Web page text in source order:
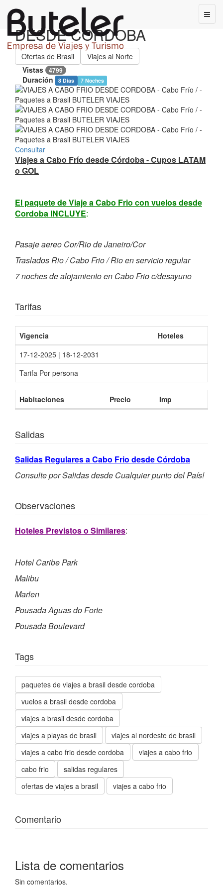
VIAJES A CABO FRIO
DESDE CORDOBA
Ofertas de Brasil
Viajes al Norte
Vistas
4799
Duración 8 Días 7 Noches
Consultar
Viajes a Cabo Frío desde Córdoba - Cupos LATAM
o GOL
El paquete de Viaje a Cabo Frio con vuelos desde
Cordoba INCLUYE:
Pasaje aereo Cor/Rio de Janeiro/Cor
Traslados Rio / Cabo Frio / Rio en servicio regular
7 noches de alojamiento en Cabo Frio c/desayuno
Tarifas
Vigencia
Hoteles
17-12-2025 | 18-12-2031
Tarifa Por persona
Habitaciones Precio Imp
Salidas
Salidas Regulares a Cabo Frio desde Córdoba
Consulte por Salidas desde Cualquier punto del País!
Observaciones
Hoteles Previstos o Similares:
Hotel Caribe Park
Malibu
Marlen
Pousada Aguas do Forte
Pousada Boulevard
Tags
paquetes de viajes a brasil desde cordoba
vuelos a brasil desde cordoba
viajes a brasil desde cordoba
viajes a playas de brasil
viajes al nordeste de brasil
viajes a cabo frio desde cordoba
viajes a cabo frio
cabo frio
salidas regulares
ofertas de viajes a brasil
viajes a cabo frio
Comentario
Lista de comentarios
Sin comentarios.